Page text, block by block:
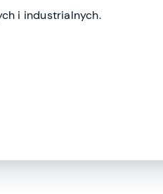
i industrialnych.